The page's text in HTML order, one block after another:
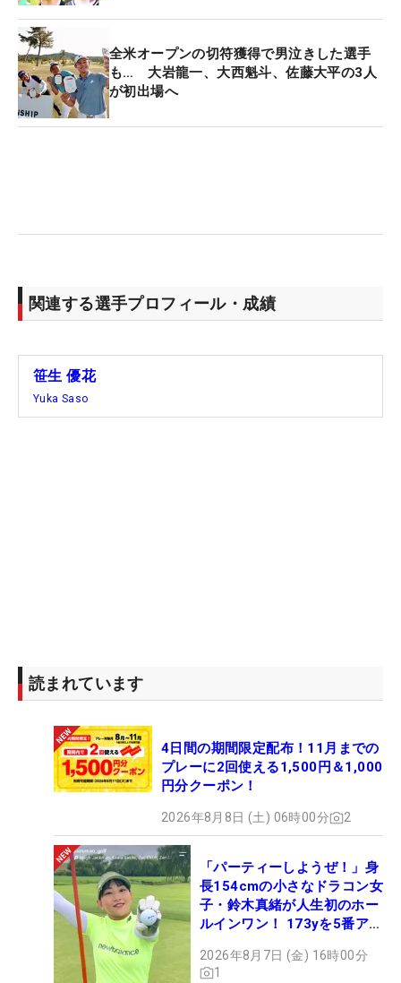
マークした。
「メジャーでいいプレーができれば経験として生か
せる。もっと楽しんでいければ」
を確かめる4日間にもなりそうだ。（文・齊藤啓
全米オープンの切符獲得で男泣きした選手
も… 大岩龍一、大西魁斗、佐藤大平の3人
が初出場へ
関連する選手プロフィール・成績
笹生 優花
Yuka Saso
読まれています
4日間の期間限定配布！11月までの
プレーに2回使える1,500円＆1,000
円分クーポン！
2026年8月8日 (土) 06時00分 2
「パーティーしようぜ！」身
長154cmの小さなドラコン女
子・鈴木真緒が人生初のホー
ルインワン！ 173yを5番アイ
2026年8月7日 (金) 16時00分
1